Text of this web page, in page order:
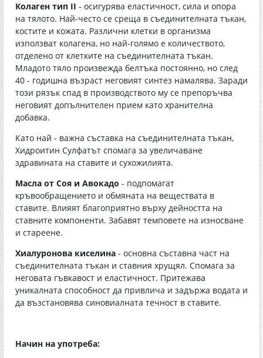
Колаген тип II - осигурява еластичност, сила и опора
на тялото. Най-често се среща в съединителната тъкан,
костите и кожата. Различни клетки в организма
използват колагена, но най-голямо е количеството,
отделено от клетките на съединителната тъкан.
Младото тяло произвежда белтъка постоянно, но след
40 - годишна възраст неговият синтез намалява. Заради
този рязък спад в производството му се препоръчва
неговият допълнителен прием като хранителна
добавка.
Като най - важна съставка на съединителната тъкан,
Хидроитин Сулфатът спомага за увеличаване
здравината на ставите и сухожилията.
Масла от Соя и Авокадо - подпомагат
кръвообращението и обмяната на веществата в
ставите. Влияят благоприятно върху дейността на
ставните компоненти. Забавят темповете на износване
и стареене.
Хиалуронова киселина - основна съставна част на
съединителната тъкан и ставния хрущял. Спомага за
неговата гъвкавост и еластичност. Притежава
уникалната способност да привлича и задържа водата и
да възстановява синовиалната течност в ставите.
Начин на употреба: